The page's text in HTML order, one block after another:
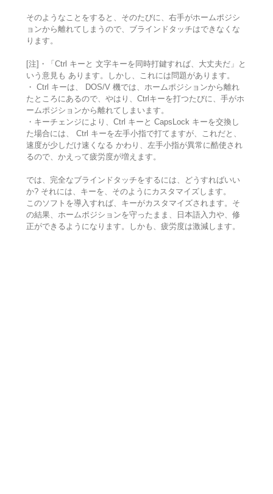
そのようなことをすると、そのたびに、右手がホームポジシ
ョンから離れてしまうので、ブラインドタッチはできなくな
ります。
[注]・「Ctrl キーと 文字キーを同時打鍵すれば、大丈夫だ」と
いう意見も あります。しかし、これには問題があります。
・ Ctrl キーは、 DOS/V 機では、ホームポジションから離れ
たところにあるので、やはり、Ctrlキーを打つたびに、手がホ
ームポジションから離れてしまいます。
・キーチェンジにより、Ctrl キーと CapsLock キーを交換し
た場合には、 Ctrl キーを左手小指で打てますが、これだと、
速度が少しだけ速くなる かわり、左手小指が異常に酷使され
るので、かえって疲労度が増えます。
では、完全なブラインドタッチをするには、どうすればいい
か? それには、キーを、そのようにカスタマイズします。
このソフトを導入すれば、キーがカスタマイズされます。そ
の結果、ホームポジションを守ったまま、日本語入力や、修
正ができるようになります。しかも、疲労度は激減します。